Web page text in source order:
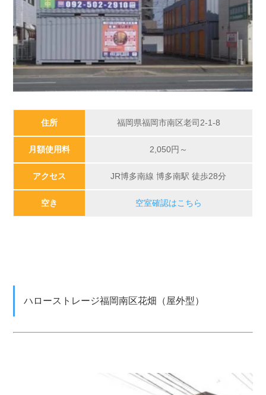
住所 福岡県福岡市南区老司2-1-8
月額使用料 2,050円～
アクセス JR博多南線 博多南駅 徒歩28分
空き 空室確認はこちら
ハローストレージ福岡南区花畑（屋外型）